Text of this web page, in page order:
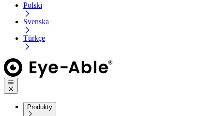
Polski
Svenska
Türkçe
Produkty